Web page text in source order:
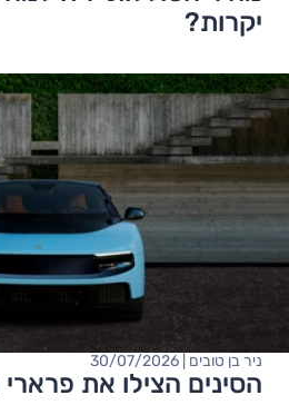
יקרות?
הסינים הצילו את
ניר בן טובים | 30/07/2026